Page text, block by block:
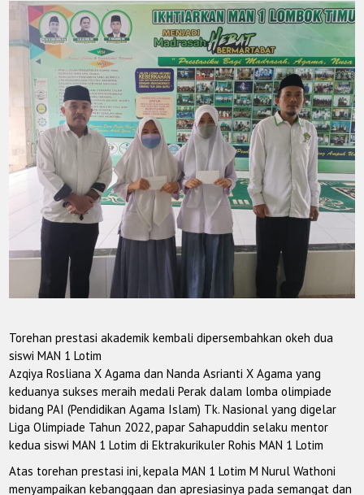
Torehan prestasi akademik kembali dipersembahkan okeh dua
siswi MAN 1 Lotim
Azqiya Rosliana X Agama dan Nanda Asrianti X Agama yang
keduanya sukses meraih medali Perak dalam lomba olimpiade
bidang PAI (Pendidikan Agama Islam) Tk. Nasional yang digelar
Liga Olimpiade Tahun 2022, papar Sahapuddin selaku mentor
kedua siswi MAN 1 Lotim di Ektrakurikuler Rohis MAN 1 Lotim
Atas torehan prestasi ini, kepala MAN 1 Lotim M Nurul Wathoni
menyampaikan kebanggaan dan apresiasinya pada semangat dan